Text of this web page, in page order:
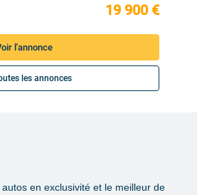
19 900 €
l'annonce
les annonces
en exclusivité et le meilleur de